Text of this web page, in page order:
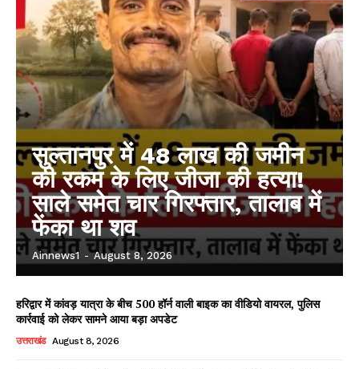
सुल्तानपुर में 48 लाख की जमीन
की रकम के लिए जीजा की हत्या!
साले समेत चार गिरफ्तार, तालाब में
फेंका था शव
Ainnews1 - August 8, 2026
हरिद्वार में कांवड़ यात्रा के बीच 500 हॉर्न वाली बाइक का वीडियो वायरल, पुलिस
कार्रवाई को लेकर सामने आया बड़ा अपडेट
उत्तराखंड August 8, 2026